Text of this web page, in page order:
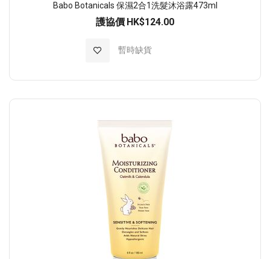
Babo Botanicals 保濕2合1洗髮沐浴露473ml
護協價 HK$124.00
暫時缺貨
加入至願望清單